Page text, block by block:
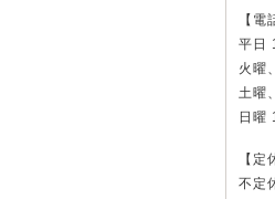
【電
平日
火曜
土曜
日曜
【定
不定